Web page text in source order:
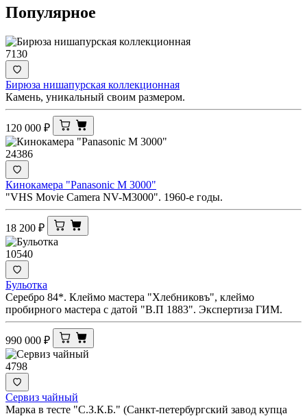
Популярное
7130
Бирюза нишапурская коллекционная
Камень, уникальный своим размером.
120 000 ₽
24386
Кинокамера "Panasonic M 3000"
"VHS Movie Camera NV-M3000". 1960-е годы.
18 200 ₽
10540
Бульотка
Серебро 84*. Клеймо мастера "Хлебниковъ", клеймо
пробирного мастера с датой "В.П 1883". Экспертиза ГИМ.
990 000 ₽
4798
Сервиз чайный
Марка в тесте "С.З.К.Б." (Санкт-петербургский завод купца